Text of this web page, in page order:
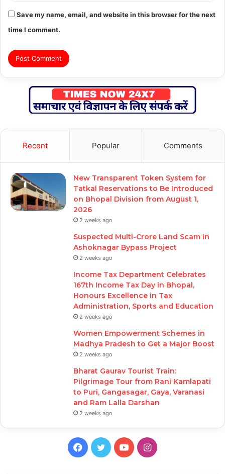
Save my name, email, and website in this browser for the next
time I comment.
Recent Popular Comments
New Transparent Token System for
Tatkal Reservations to Be Introduced
on Bhopal Division from August 1,
2026
2 weeks ago
Suspected Multi-Crore Land Scam in
Ashoknagar Bypass Project
2 weeks ago
Income Tax Department Celebrates
167th Income Tax Day in Bhopal,
Honours Excellence in Tax
Administration, Sports and Education
2 weeks ago
Women Empowerment Schemes in
Madhya Pradesh to Get a Major Boost
2 weeks ago
Bharat Gaurav Tourist Train:
Pilgrimage Tour from Rani Kamlapati
to Puri, Gangasagar, Gaya, Varanasi
and Ram Lalla Darshan
2 weeks ago
Facebook
TwitterYouTubeInstagram